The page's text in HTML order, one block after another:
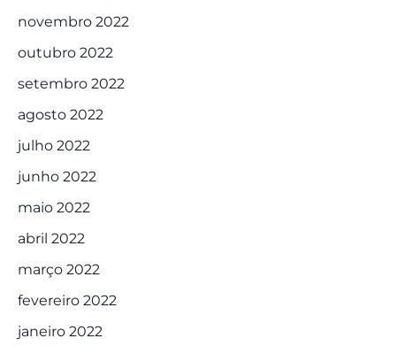
novembro 2022
outubro 2022
setembro 2022
agosto 2022
julho 2022
junho 2022
maio 2022
abril 2022
março 2022
fevereiro 2022
janeiro 2022